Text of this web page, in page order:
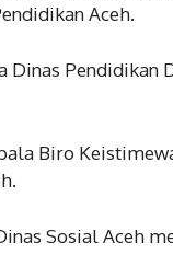
Aceh.
Dinas
Biro
Sosial Aceh